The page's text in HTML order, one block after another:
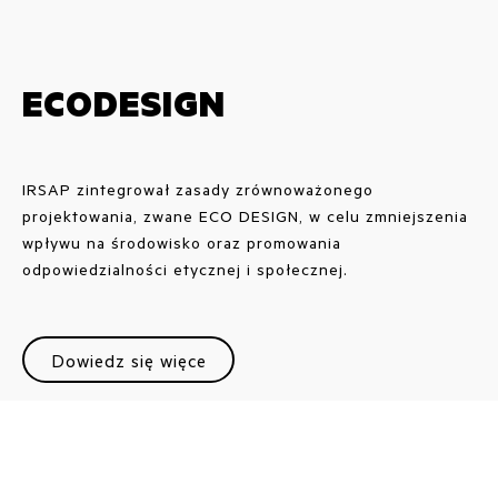
ECODESIGN
IRSAP zintegrował zasady zrównoważonego
projektowania, zwane ECO DESIGN, w celu zmniejszenia
wpływu na środowisko oraz promowania
odpowiedzialności etycznej i społecznej.
Dowiedz się więce